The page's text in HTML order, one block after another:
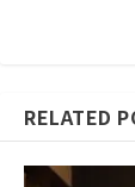
RELATED